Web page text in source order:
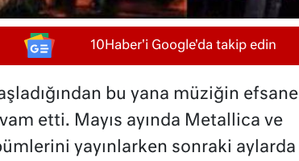
10Haber'i Google'da takip edin
bu yana müziğin
etti. Mayıs ayında Metallica ve
yayınlarken sonraki aylarda